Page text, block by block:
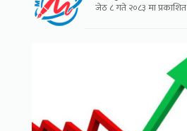
जेठ ८ गते २०८३ मा प्रकाशित